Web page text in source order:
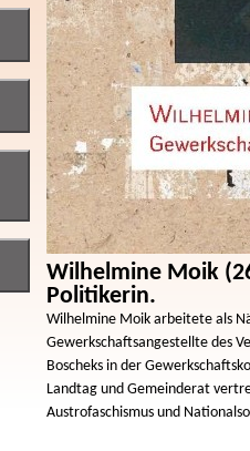
Wilhelmine Moik
Politikerin.
Wilhelmine Moik arbeitete als
Gewerkschaftsangestellte des
Boscheks in der
Landtag und Gemeinderat
Austrofaschismus und